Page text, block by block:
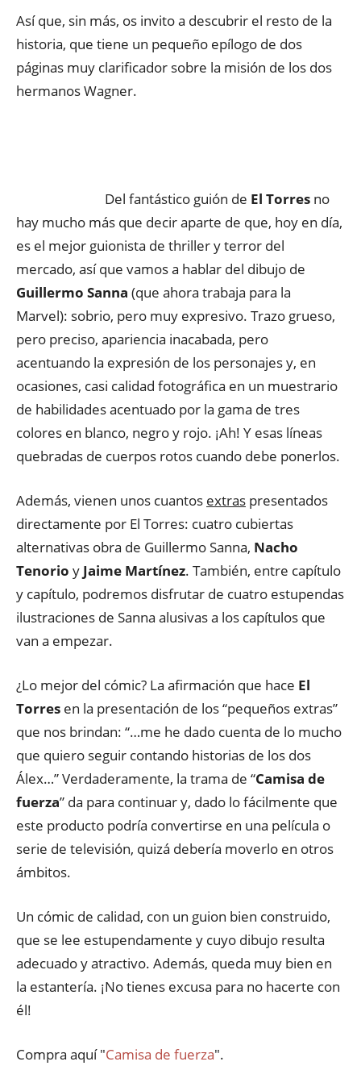
Así que, sin más, os invito a descubrir el resto de la
historia, que tiene un pequeño epílogo de dos
páginas muy clarificador sobre la misión de los dos
hermanos Wagner.
Del fantástico guión de El Torres no
hay mucho más que decir aparte de que, hoy en día,
es el mejor guionista de thriller y terror del
mercado, así que vamos a hablar del dibujo de
Guillermo Sanna (que ahora trabaja para la
Marvel): sobrio, pero muy expresivo. Trazo grueso,
pero preciso, apariencia inacabada, pero
acentuando la expresión de los personajes y, en
ocasiones, casi calidad fotográfica en un muestrario
de habilidades acentuado por la gama de tres
colores en blanco, negro y rojo. ¡Ah! Y esas líneas
quebradas de cuerpos rotos cuando debe ponerlos.
Además, vienen unos cuantos extras presentados
directamente por El Torres: cuatro cubiertas
alternativas obra de Guillermo Sanna, Nacho
Tenorio y Jaime Martínez. También, entre capítulo
y capítulo, podremos disfrutar de cuatro estupendas
ilustraciones de Sanna alusivas a los capítulos que
van a empezar.
¿Lo mejor del cómic? La afirmación que hace El
Torres en la presentación de los “pequeños extras”
que nos brindan: “…me he dado cuenta de lo mucho
que quiero seguir contando historias de los dos
Álex…” Verdaderamente, la trama de “Camisa de
fuerza” da para continuar y, dado lo fácilmente que
este producto podría convertirse en una película o
serie de televisión, quizá debería moverlo en otros
ámbitos.
Un cómic de calidad, con un guion bien construido,
que se lee estupendamente y cuyo dibujo resulta
adecuado y atractivo. Además, queda muy bien en
la estantería. ¡No tienes excusa para no hacerte con
él!
Compra aquí "Camisa de fuerza".